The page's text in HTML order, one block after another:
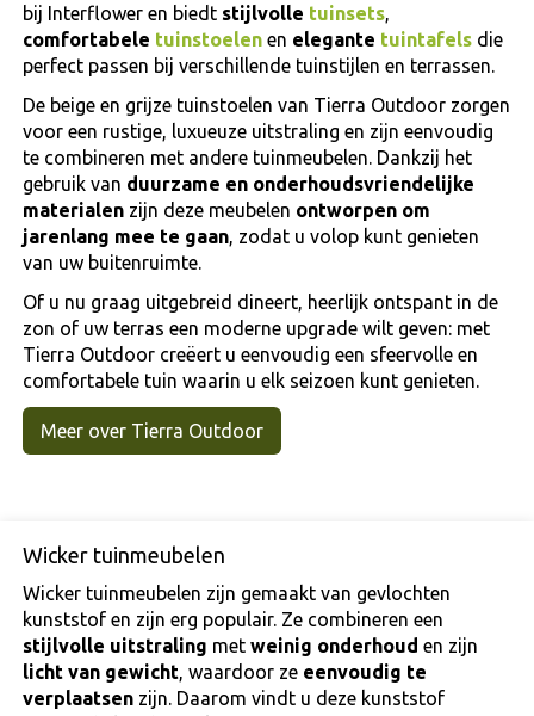
bij Interflower en biedt stijlvolle tuinsets,
comfortabele tuinstoelen en elegante tuintafels die
perfect passen bij verschillende tuinstijlen en terrassen.
De beige en grijze tuinstoelen van Tierra Outdoor zorgen
voor een rustige, luxueuze uitstraling en zijn eenvoudig
te combineren met andere tuinmeubelen. Dankzij het
gebruik van duurzame en onderhoudsvriendelijke
materialen zijn deze meubelen ontworpen om
jarenlang mee te gaan, zodat u volop kunt genieten
van uw buitenruimte.
Of u nu graag uitgebreid dineert, heerlijk ontspant in de
zon of uw terras een moderne upgrade wilt geven: met
Tierra Outdoor creëert u eenvoudig een sfeervolle en
comfortabele tuin waarin u elk seizoen kunt genieten.
Meer over Tierra Outdoor
Wicker tuinmeubelen
Wicker tuinmeubelen zijn gemaakt van gevlochten
kunststof en zijn erg populair. Ze combineren een
stijlvolle uitstraling met weinig onderhoud en zijn
licht van gewicht, waardoor ze eenvoudig te
verplaatsen zijn. Daarom vindt u deze kunststof